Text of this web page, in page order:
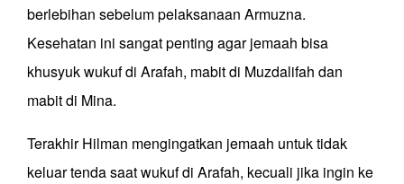
berlebihan sebelum pelaksanaan Armuzna.
Kesehatan ini sangat penting agar jemaah bisa
khusyuk wukuf di Arafah, mabit di Muzdalifah dan
mabit di Mina.
Terakhir Hilman mengingatkan jemaah untuk tidak
keluar tenda saat wukuf di Arafah, kecuali jika ingin ke